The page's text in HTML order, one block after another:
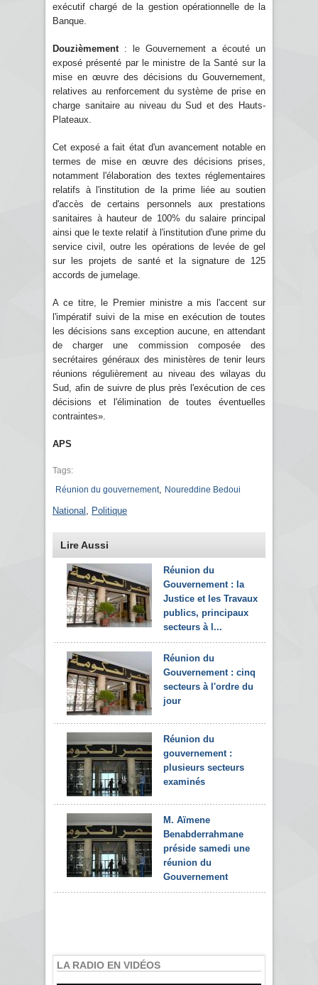
exécutif chargé de la gestion opérationnelle de la
Banque.
Douzièmement : le Gouvernement a écouté un
exposé présenté par le ministre de la Santé sur la
mise en œuvre des décisions du Gouvernement,
relatives au renforcement du système de prise en
charge sanitaire au niveau du Sud et des Hauts-
Plateaux.
Cet exposé a fait état d'un avancement notable en
termes de mise en œuvre des décisions prises,
notamment l'élaboration des textes réglementaires
relatifs à l'institution de la prime liée au soutien
d'accès de certains personnels aux prestations
sanitaires à hauteur de 100% du salaire principal
ainsi que le texte relatif à l'institution d'une prime du
service civil, outre les opérations de levée de gel
sur les projets de santé et la signature de 125
accords de jumelage.
A ce titre, le Premier ministre a mis l'accent sur
l'impératif suivi de la mise en exécution de toutes
les décisions sans exception aucune, en attendant
de charger une commission composée des
secrétaires généraux des ministères de tenir leurs
réunions régulièrement au niveau des wilayas du
Sud, afin de suivre de plus près l'exécution de ces
décisions et l'élimination de toutes éventuelles
contraintes».
APS
Tags:
Réunion du gouvernement, Noureddine Bedoui
National Politique
Lire Aussi
Réunion du
Gouvernement : la
Justice et les Travaux
publics, principaux
secteurs à l...
Réunion du
Gouvernement : cinq
secteurs à l'ordre du
jour
Réunion du
gouvernement :
plusieurs secteurs
examinés
M. Aïmene
Benabderrahmane
préside samedi une
réunion du
Gouvernement
LA RADIO EN VIDÉOS